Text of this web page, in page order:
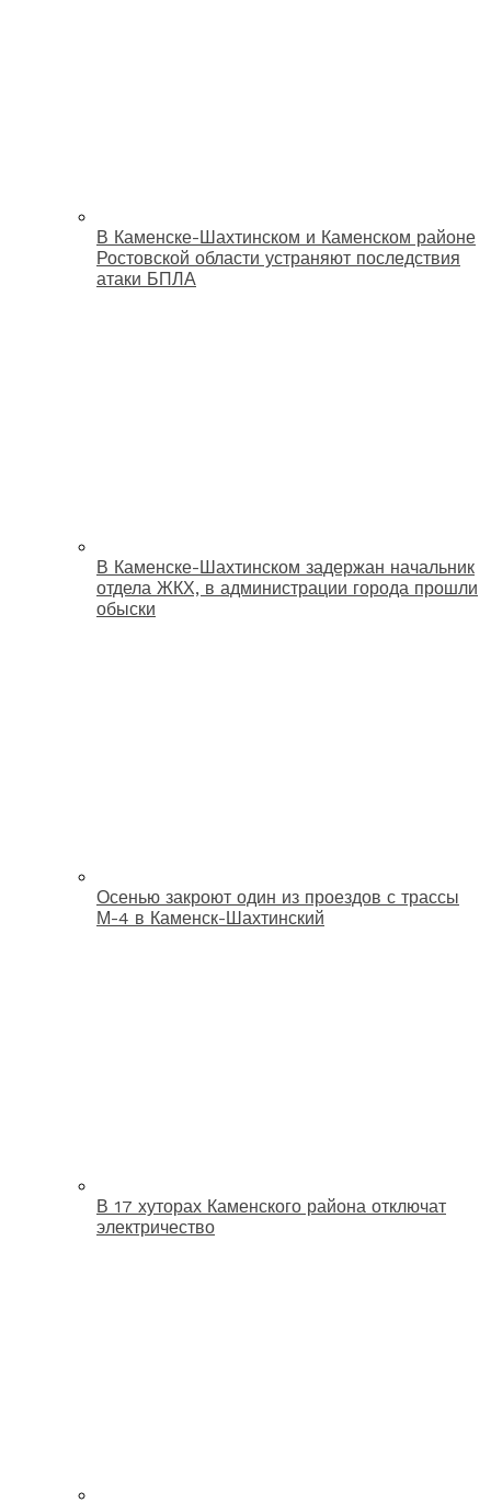
В Каменске-Шахтинском и Каменском районе
Ростовской области устраняют последствия
атаки БПЛА
В Каменске-Шахтинском задержан начальник
отдела ЖКХ, в администрации города прошли
обыски
Осенью закроют один из проездов с трассы
М-4 в Каменск-Шахтинский
В 17 хуторах Каменского района отключат
электричество